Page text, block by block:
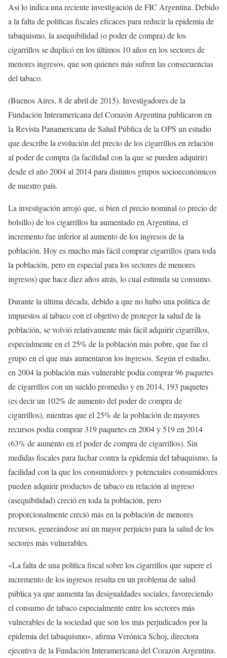
Así lo indica una reciente investigación de FIC Argentina. Debido
a la falta de políticas fiscales eficaces para reducir la epidemia de
tabaquismo, la asequibilidad (o poder de compra) de los
cigarrillos se duplicó en los últimos 10 años en los sectores de
menores ingresos, que son quienes más sufren las consecuencias
del tabaco.
(Buenos Aires, 8 de abril de 2015). Investigadores de la
Fundación Interamericana del Corazón Argentina publicaron en
la Revista Panamericana de Salud Pública de la OPS un estudio
que describe la evolución del precio de los cigarrillos en relación
al poder de compra (la facilidad con la que se pueden adquirir)
desde el año 2004 al 2014 para distintos grupos socioeconómicos
de nuestro país.
La investigación arrojó que, si bien el precio nominal (o precio de
bolsillo) de los cigarrillos ha aumentado en Argentina, el
incremento fue inferior al aumento de los ingresos de la
población. Hoy es mucho más fácil comprar cigarrillos (para toda
la población, pero en especial para los sectores de menores
ingresos) que hace diez años atrás, lo cual estimula su consumo.
Durante la última década, debido a que no hubo una política de
impuestos al tabaco con el objetivo de proteger la salud de la
población, se volvió relativamente más fácil adquirir cigarrillos,
especialmente en el 25% de la población más pobre, que fue el
grupo en el que más aumentaron los ingresos. Según el estudio,
en 2004 la población más vulnerable podía comprar 96 paquetes
de cigarrillos con un sueldo promedio y en 2014, 193 paquetes
(es decir un 102% de aumento del poder de compra de
cigarrillos), mientras que el 25% de la población de mayores
recursos podía comprar 319 paquetes en 2004 y 519 en 2014
(63% de aumento en el poder de compra de cigarrillos). Sin
medidas fiscales para luchar contra la epidemia del tabaquismo, la
facilidad con la que los consumidores y potenciales consumidores
pueden adquirir productos de tabaco en relación al ingreso
(asequibilidad) creció en toda la población, pero
proporcionalmente creció más en la población de menores
recursos, generándose así un mayor perjuicio para la salud de los
sectores más vulnerables.
«La falta de una política fiscal sobre los cigarrillos que supere el
incremento de los ingresos resulta en un problema de salud
pública ya que aumenta las desigualdades sociales, favoreciendo
el consumo de tabaco especialmente entre los sectores más
vulnerables de la sociedad que son los más perjudicados por la
epidemia del tabaquismo», afirma Verónica Schoj, directora
ejecutiva de la Fundación Interamericana del Corazón Argentina.